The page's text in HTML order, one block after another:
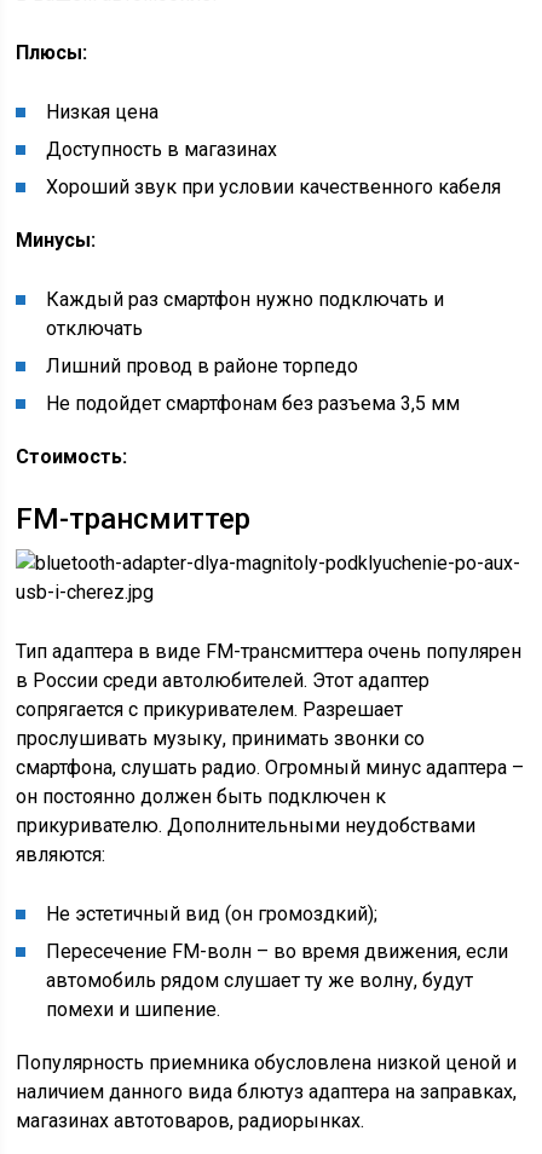
Плюсы:
Низкая цена
Доступность в магазинах
Хороший звук при условии качественного кабеля
Минусы:
Каждый раз смартфон нужно подключать и
отключать
Лишний провод в районе торпедо
Не подойдет смартфонам без разъема 3,5 мм
Стоимость:
FM-трансмиттер
Тип адаптера в виде FM-трансмиттера очень популярен
в России среди автолюбителей. Этот адаптер
сопрягается с прикуривателем. Разрешает
прослушивать музыку, принимать звонки со
смартфона, слушать радио. Огромный минус адаптера –
он постоянно должен быть подключен к
прикуривателю. Дополнительными неудобствами
являются:
Не эстетичный вид (он громоздкий);
Пересечение FM-волн – во время движения, если
автомобиль рядом слушает ту же волну, будут
помехи и шипение.
Популярность приемника обусловлена низкой ценой и
наличием данного вида блютуз адаптера на заправках,
магазинах автотоваров, радиорынках.